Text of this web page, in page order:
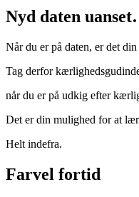
Nyd daten
Når du er på daten, er det
Tag derfor
når du er på udkig efter
Det er din mulighed for at
Helt indefra.
Farvel fortid